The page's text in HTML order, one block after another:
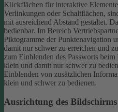
Klickflächen für interaktive
Verlinkungen oder Schaltflächen,
mit ausreichend Abstand gestaltet.
bedienbar. Im Bereich
Piktogramme der Punktenavigation
damit nur schwer zu erreichen und
zum Einblenden des Passworts
klein und damit nur schwer zu
Einblenden von zusätzlichen
klein und schwer zu bedienen.
Ausrichtung des Bildschirms